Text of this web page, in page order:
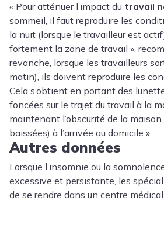
« Pour atténuer l’impact du travail
sommeil, il faut reproduire les
la nuit (lorsque le travailleur est
fortement la zone de travail »,
revanche, lorsque les travailleurs
matin), ils doivent reproduire les
Cela s’obtient en portant des
foncées sur le trajet du travail à la
maintenant l’obscurité de la
baissées) à l’arrivée au domicile ».
Autres données
Lorsque l’insomnie ou la
excessive et persistante, les
de se rendre dans un centre médical.